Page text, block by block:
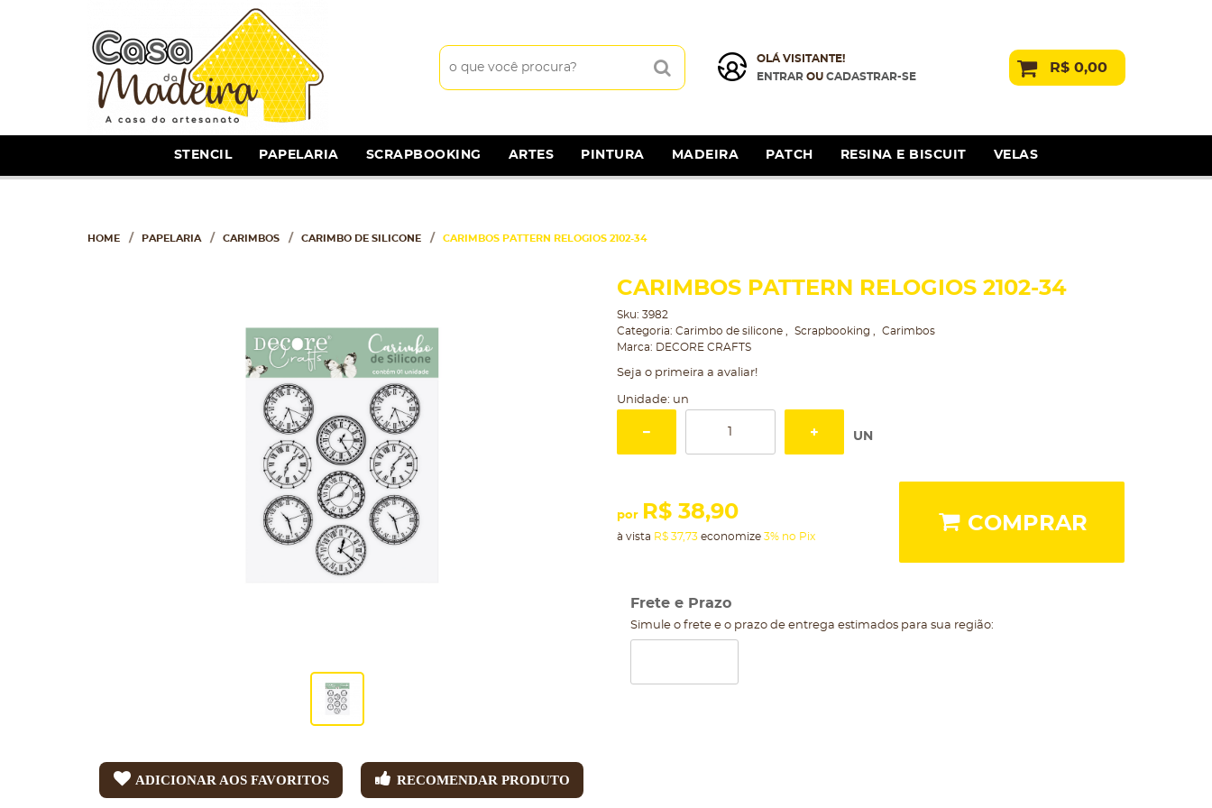
OLÁ VISITANTE!
ENTRAROU CADASTRAR-SE
R$ 0,00
STENCIL PAPELARIA SCRAPBOOKING ARTES PINTURA MADEIRA PATCH RESINA E BISCUIT VELAS
HOME PAPELARIA CARIMBOS CARIMBO DE SILICONE CARIMBOS PATTERN RELOGIOS 2102-34
ADICIONAR AOS FAVORITOS RECOMENDAR PRODUTO
CARIMBOS PATTERN RELOGIOS 2102-34
Sku: 3982
Categoria: Carimbo de silicone Scrapbooking
Carimbos
Marca: DECORE CRAFTS
Seja o primeira a avaliar!
Unidade: un
UN
por R$ 38,90
à vista R$ 37,73economize 3% no Pix
COMPRAR
Frete e Prazo
Simule o frete e o prazo de entrega estimados para sua região: